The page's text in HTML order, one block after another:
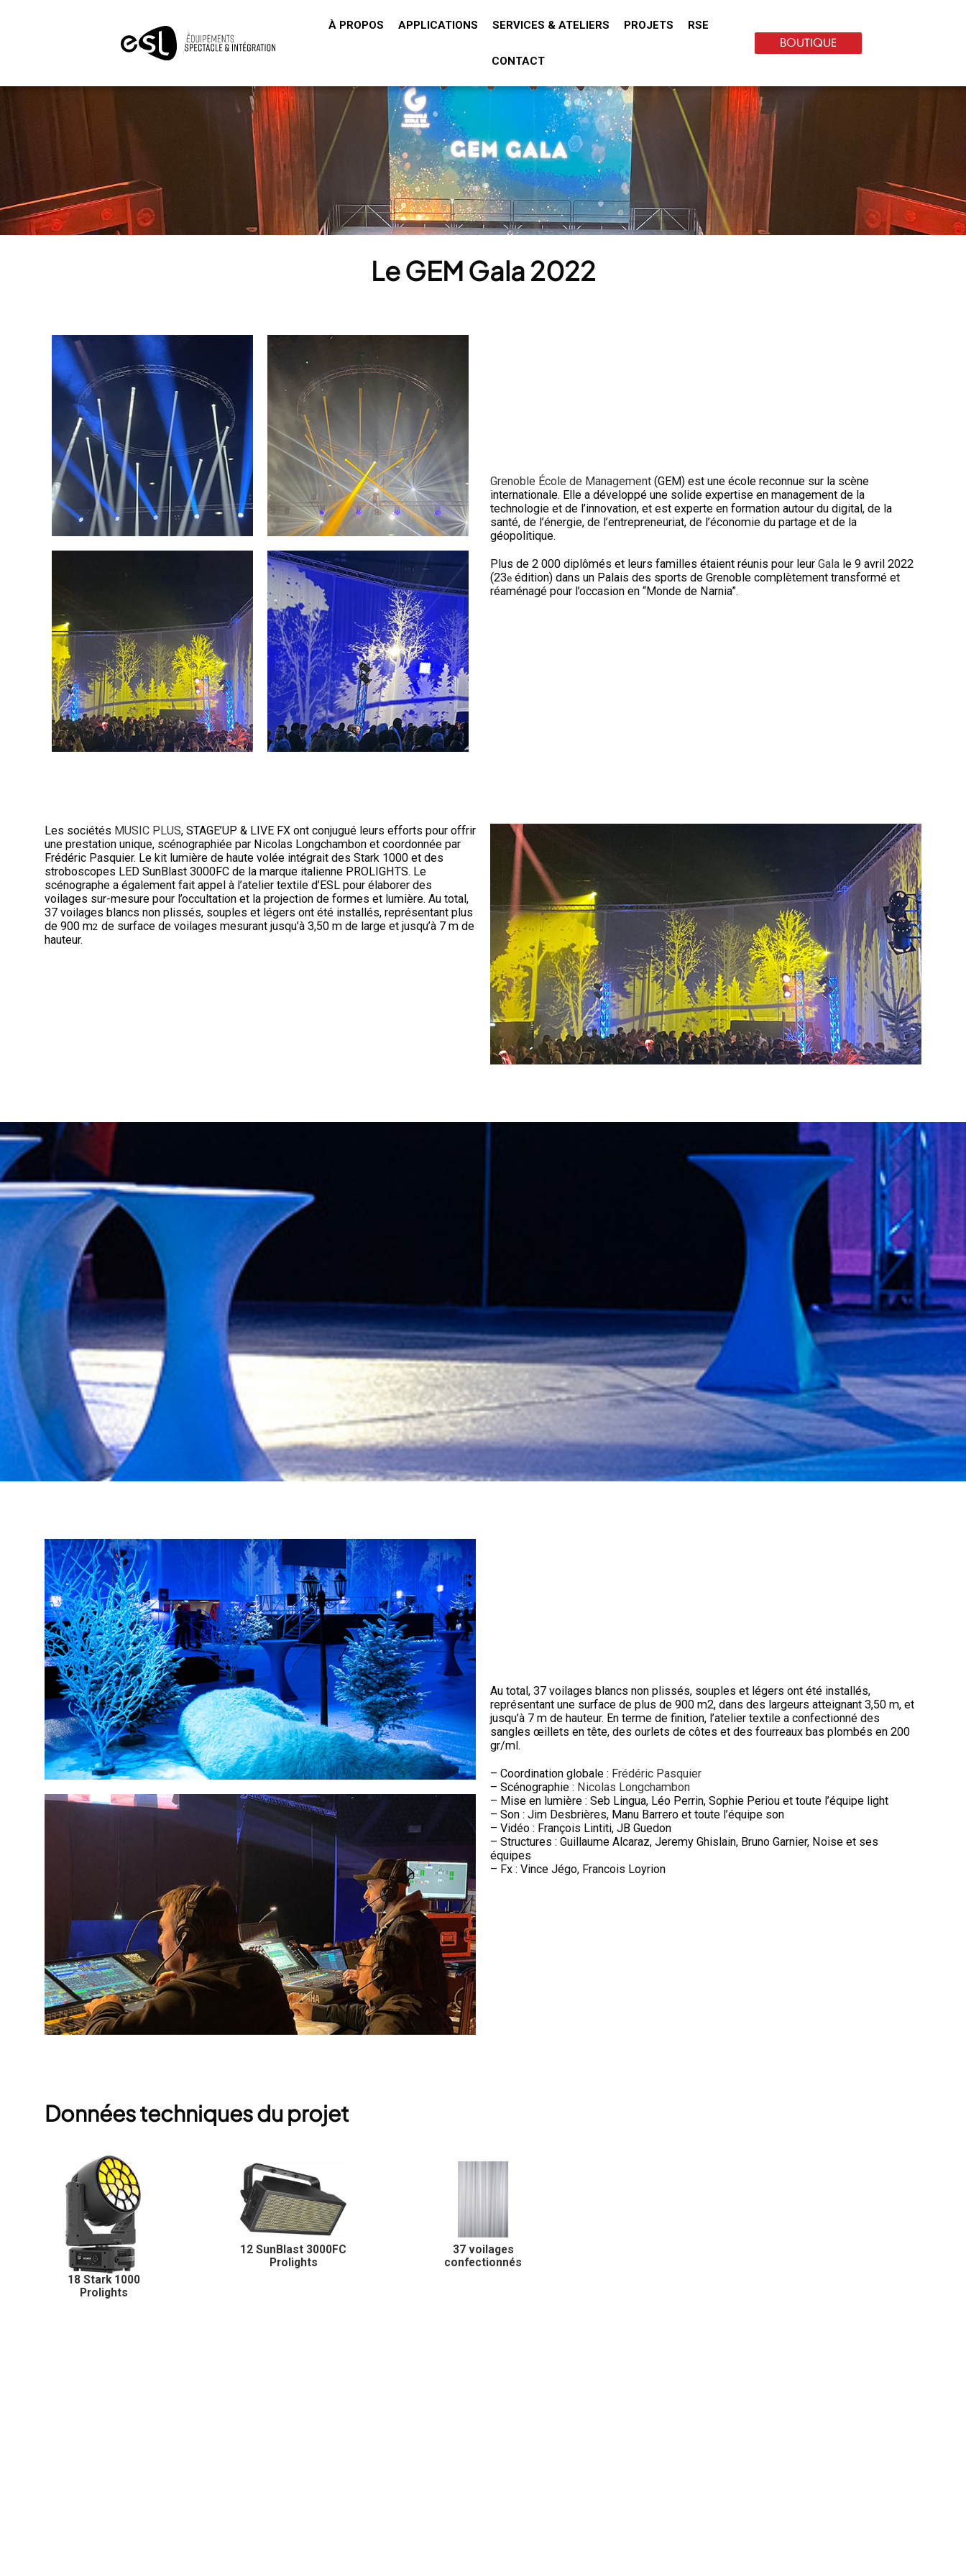
À PROPOS APPLICATIONS SERVICES & ATELIERS PROJETS RSE
CONTACT
BOUTIQUE
Le GEM Gala 2022
Grenoble École de Management (GEM) est une école reconnue sur la scène
internationale. Elle a développé une solide expertise en management de la
technologie et de l’innovation, et est experte en formation autour du digital, de la
santé, de l’énergie, de l’entrepreneuriat, de l’économie du partage et de la
géopolitique.
Plus de 2 000 diplômés et leurs familles étaient réunis pour leur Gala le 9 avril 2022
(23e édition) dans un Palais des sports de Grenoble complètement transformé et
réaménagé pour l’occasion en “Monde de Narnia”.
Les sociétés MUSIC PLUS, STAGE’UP & LIVE FX ont conjugué leurs efforts pour offrir
une prestation unique, scénographiée par Nicolas Longchambon et coordonnée par
Frédéric Pasquier. Le kit lumière de haute volée intégrait des Stark 1000 et des
stroboscopes LED SunBlast 3000FC de la marque italienne PROLIGHTS. Le
scénographe a également fait appel à l’atelier textile d’ESL pour élaborer des
voilages sur-mesure pour l’occultation et la projection de formes et lumière. Au total,
37 voilages blancs non plissés, souples et légers ont été installés, représentant plus
de 900 m2 de surface de voilages mesurant jusqu’à 3,50 m de large et jusqu’à 7 m de
hauteur.
Au total, 37 voilages blancs non plissés, souples et légers ont été installés,
représentant une surface de plus de 900 m2, dans des largeurs atteignant 3,50 m, et
jusqu’à 7 m de hauteur. En terme de finition, l’atelier textile a confectionné des
sangles œillets en tête, des ourlets de côtes et des fourreaux bas plombés en 200
gr/ml.
– Coordination globale : Frédéric Pasquier
– Scénographie : Nicolas Longchambon
– Mise en lumière : Seb Lingua, Léo Perrin, Sophie Periou et toute l’équipe light
– Son : Jim Desbrières, Manu Barrero et toute l’équipe son
– Vidéo : François Lintiti, JB Guedon
– Structures : Guillaume Alcaraz, Jeremy Ghislain, Bruno Garnier, Noise et ses
équipes
– Fx : Vince Jégo, Francois Loyrion
Données techniques du projet
18 Stark 1000
Prolights
12 SunBlast 3000FC
Prolights
37 voilages
confectionnés